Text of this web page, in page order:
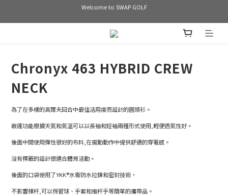
Welcome to SWAP GOLF
Welcome to SWAP GOLF
Welcome to SWAP GOLF
Chronyx 463 HYBRID CREW
NECK
為了在多樣的高爾夫回合中最佳活用度而設計的圓領衫。
敞篷功能根據天氣和氣溫可以以長袖和短袖兩種形式使用,輕便透氣性好。
後面中間使用彈性很好的布料,在擺動動作中提供舒適的穿著感。
沒有標籤的設計很適合體育活動。
後面的口袋使用了YKK®水衛防水拉鍊和密封技術，
不影響揮杆,可以保管球、手套和推杆手等簡單的攜帶品。